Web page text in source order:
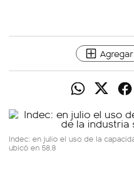
Indec: en julio el uso de la
ubicó en 58,8